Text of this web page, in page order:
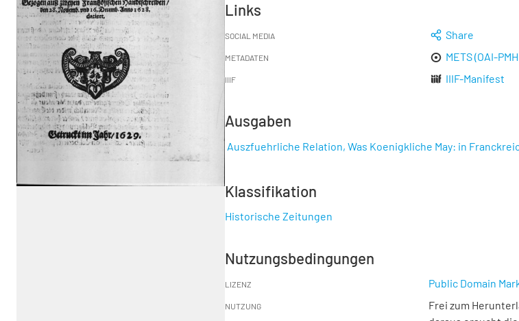
Links
SOCIAL MEDIA Share
METADATEN METS (OAI-
IIIF IIIF-Manifest
Ausgaben
Auszfuehrliche Relation, Was Koenigkliche May: in
Klassifikation
Historische Zeitungen
Nutzungsbedingungen
LIZENZ Public Domain
NUTZUNG
Frei zum